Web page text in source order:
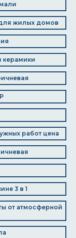
жилых домов
керамики
работ цена
3 в 1
от атмосферной